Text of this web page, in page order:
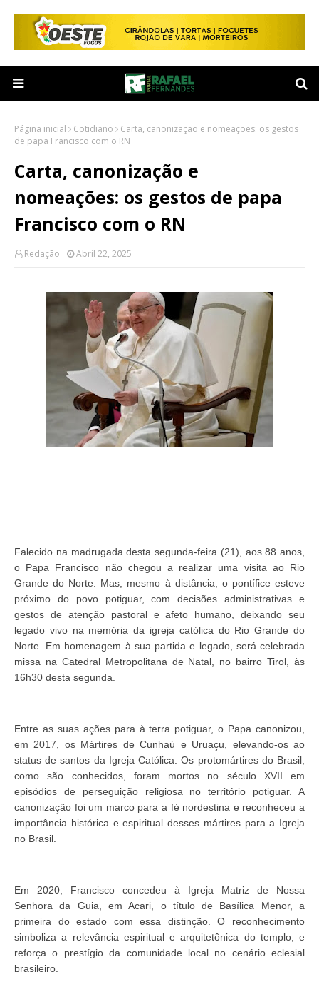
Página inicial Cotidiano
Carta, canonização e nomeações: os gestos
de papa Francisco com o RN
Carta, canonização e
nomeações: os gestos de papa
Francisco com o RN
Redação Abril 22, 2025
Falecido na madrugada desta segunda-feira (21), aos 88 anos,
o Papa Francisco não chegou a realizar uma visita ao Rio
Grande do Norte. Mas, mesmo à distância, o pontífice esteve
próximo do povo potiguar, com decisões administrativas e
gestos de atenção pastoral e afeto humano, deixando seu
legado vivo na memória da igreja católica do Rio Grande do
Norte. Em homenagem à sua partida e legado, será celebrada
missa na Catedral Metropolitana de Natal, no bairro Tirol, às
16h30 desta segunda.
Entre as suas ações para à terra potiguar, o Papa canonizou,
em 2017, os Mártires de Cunhaú e Uruaçu, elevando-os ao
status de santos da Igreja Católica. Os protomártires do Brasil,
como são conhecidos, foram mortos no século XVII em
episódios de perseguição religiosa no território potiguar. A
canonização foi um marco para a fé nordestina e reconheceu a
importância histórica e espiritual desses mártires para a Igreja
no Brasil.
Em 2020, Francisco concedeu à Igreja Matriz de Nossa
Senhora da Guia, em Acari, o título de Basílica Menor, a
primeira do estado com essa distinção. O reconhecimento
simboliza a relevância espiritual e arquitetônica do templo, e
reforça o prestígio da comunidade local no cenário eclesial
brasileiro.